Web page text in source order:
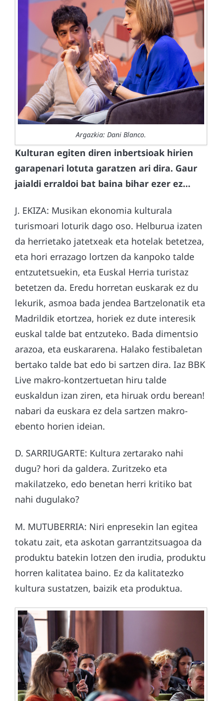
Argazkia: Dani Blanco.
Kulturan egiten diren inbertsioak hirien
garapenari lotuta garatzen ari dira. Gaur
jaialdi erraldoi bat baina bihar ezer ez…
J. EKIZA: Musikan ekonomia kulturala
turismoari loturik dago oso. Helburua izaten
da herrietako jatetxeak eta hotelak betetzea,
eta hori errazago lortzen da kanpoko talde
entzutetsuekin, eta Euskal Herria turistaz
betetzen da. Eredu horretan euskarak ez du
lekurik, asmoa bada jendea Bartzelonatik eta
Madrildik etortzea, horiek ez dute interesik
euskal talde bat entzuteko. Bada dimentsio
arazoa, eta euskararena. Halako festibaletan
bertako talde bat edo bi sartzen dira. Iaz BBK
Live makro-kontzertuetan hiru talde
euskaldun izan ziren, eta hiruak ordu berean!
nabari da euskara ez dela sartzen makro-
ebento horien ideian.
D. SARRIUGARTE: Kultura zertarako nahi
dugu? hori da galdera. Zuritzeko eta
makilatzeko, edo benetan herri kritiko bat
nahi dugulako?
M. MUTUBERRIA: Niri enpresekin lan egitea
tokatu zait, eta askotan garrantzitsuagoa da
produktu batekin lotzen den irudia, produktu
horren kalitatea baino. Ez da kalitatezko
kultura sustatzen, baizik eta produktua.